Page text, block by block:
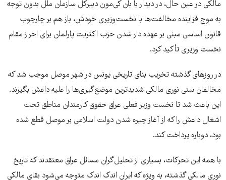
مالکی در عین حال، در دیدار با بان کی‌مون دبیرکل سازمان ملل بدون توجه
به موج فزاینده مخالفت‌ها با نخست‌وزیری خودش، باز هم بر چارچوب
قانون اساسی مبنی بر عهده دار شدن حزب اکثریت پارلمان برای احراز مقام
نخست وزیری تأکید کرد.
در روزهای گذشته تخریب بنای تاریخی یونس در شهر موصل موجب شد که
مخالفان سنی نوری مالکی شدیدترین موضع‌گیری‌ها را علیه داعش بگیرند.
این باعث شد تا نخست وزیر فعلی عراق حقوق کارمندان مناطق تحت
اشغال داعش را که از آغاز چیره شدن دولت اسلامی بر موصل قطع شده
بود، دوباره پرداخت کند.
با همه این تحرکات، بسیاری از تحلیل‌گران مسائل عراق معتقدند که تاریخ
نوری مالکی گذشته، به ویژه که ایران اندک اندک متوجه می‌شود بقای مالکی